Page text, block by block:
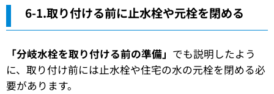
6-1.取り付ける前に止水栓や元栓を閉める
「分岐水栓を取り付ける前の準備」 でも説明したよう
に、取り付け前には止水栓や住宅の水の元栓を閉める必
要があります。